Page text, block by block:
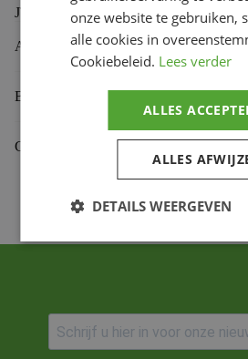
JT SPROCKETS Staal standaard
Aanvullende informatie
Beoordelingen (0)
Gekoppelde Motoren
onze website te gebruiken,
alle cookies in
Cookiebeleid. Lees verder
ALLES
ALLES
DETAILS WEERGEVEN